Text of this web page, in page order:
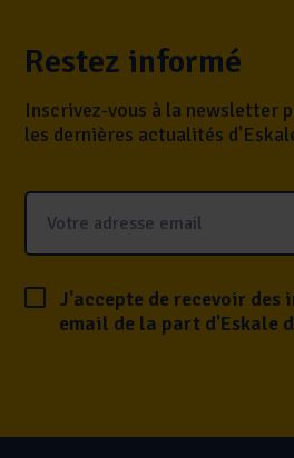
Restez informé
Inscrivez-vous à la newsletter
les dernières actualités
J'accepte de recevoir des
email de la part d'Eskale